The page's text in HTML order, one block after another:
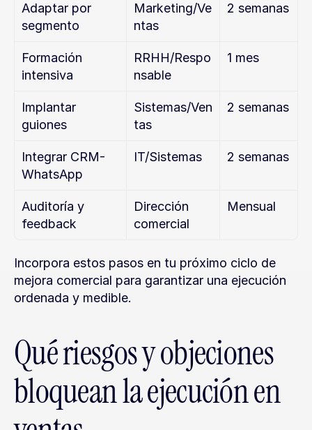
Adaptar por
segmento
Marketing/Ve
ntas
2 semanas
Formación
intensiva
RRHH/Respo
nsable
1 mes
Implantar
guiones
Sistemas/Ven
tas
2 semanas
Integrar CRM-
WhatsApp
IT/Sistemas 2 semanas
Auditoría y
feedback
Dirección
comercial
Mensual
Incorpora estos pasos en tu próximo ciclo de
mejora comercial para garantizar una ejecución
ordenada y medible.
Qué riesgos y objeciones
bloquean la ejecución en